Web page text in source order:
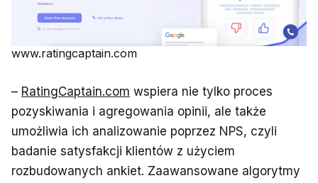
www.ratingcaptain.com
– RatingCaptain.com wspiera nie tylko proces
pozyskiwania i agregowania opinii, ale także
umożliwia ich analizowanie poprzez NPS, czyli
badanie satysfakcji klientów z użyciem
rozbudowanych ankiet. Zaawansowane algorytmy